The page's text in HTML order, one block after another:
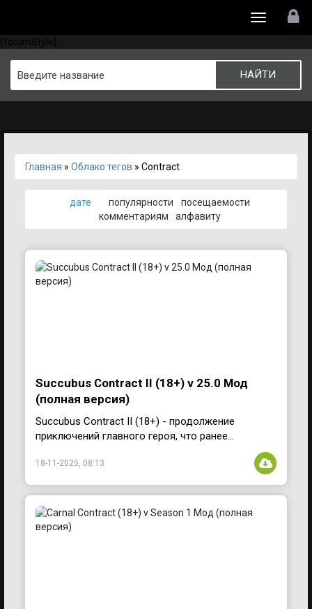
{forumStyle}
Toggle
Главная » Облако тегов » Contract
дате популярности
посещаемости
комментариям
алфавиту
Succubus Contract II (18+) v 25.0 Мод
(полная версия)
Succubus Contract II (18+) - продолжение
приключений главного героя, что ранее...
18-11-2025, 08:13